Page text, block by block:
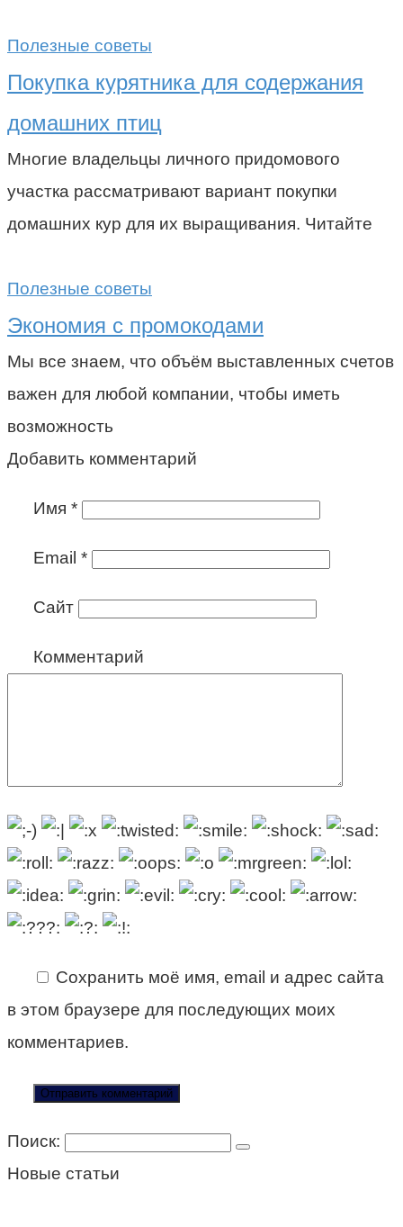
Полезные советы
Покупка курятника для содержания
домашних птиц
Многие владельцы личного придомового
участка рассматривают вариант покупки
домашних кур для их выращивания. Читайте
Полезные советы
Экономия с промокодами
Мы все знаем, что объём выставленных счетов
важен для любой компании, чтобы иметь
возможность
Добавить комментарий
Имя *
Email *
Сайт
Комментарий
Сохранить моё имя, email и адрес сайта
в этом браузере для последующих моих
комментариев.
Поиск:
Новые статьи